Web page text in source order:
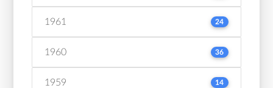
1961 24
1960 36
1959 14